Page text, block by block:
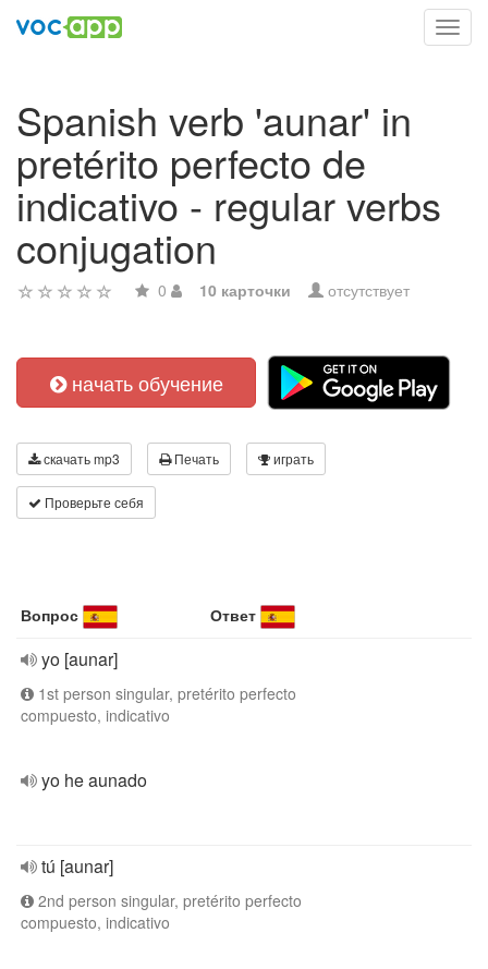
Spanish verb 'aunar' in
pretérito perfecto de
indicativo - regular verbs
conjugation
0 10 карточки отсутствует
начать обучение
скачать mp3 Печать играть
Проверьте себя
Вопрос Ответ
yo [aunar]
1st person singular, pretérito perfecto
compuesto, indicativo
yo he aunado
tú [aunar]
2nd person singular, pretérito perfecto
compuesto, indicativo